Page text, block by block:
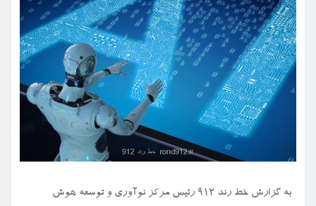
به گزارش خط رند ۹۱۲ رئیس مرکز نوآوری و توسعه هوش